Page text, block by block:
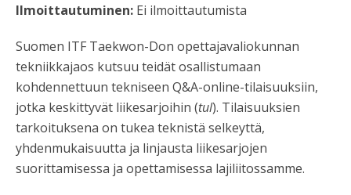
Ilmoittautuminen: Ei ilmoittautumista
Suomen ITF Taekwon-Don opettajavaliokunnan
tekniikkajaos kutsuu teidät osallistumaan
kohdennettuun tekniseen Q&A-online-tilaisuuksiin,
jotka keskittyvät liikesarjoihin (tul). Tilaisuuksien
tarkoituksena on tukea teknistä selkeyttä,
yhdenmukaisuutta ja linjausta liikesarjojen
suorittamisessa ja opettamisessa lajiliitossamme.